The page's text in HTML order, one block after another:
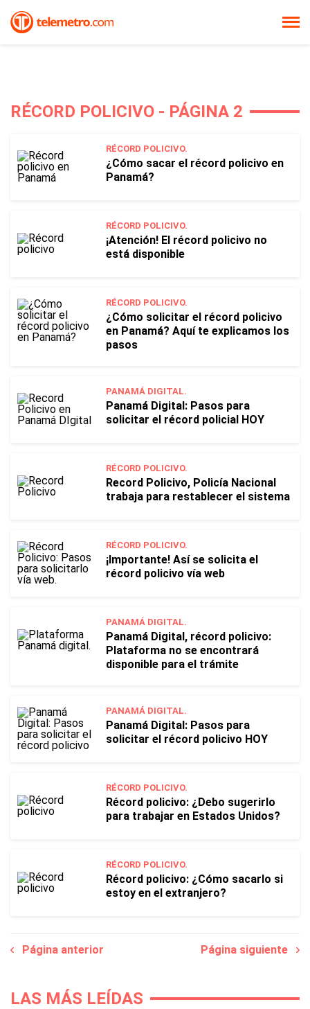
RÉCORD POLICIVO - PÁGINA 2
RÉCORD POLICIVO.
¿Cómo sacar el récord policivo en
Panamá?
RÉCORD POLICIVO.
¡Atención! El récord policivo no
está disponible
RÉCORD POLICIVO.
¿Cómo solicitar el récord policivo
en Panamá? Aquí te explicamos los
pasos
PANAMÁ DIGITAL.
Panamá Digital: Pasos para
solicitar el récord policial HOY
RÉCORD POLICIVO.
Record Policivo, Policía Nacional
trabaja para restablecer el sistema
RÉCORD POLICIVO.
¡Importante! Así se solicita el
récord policivo vía web
PANAMÁ DIGITAL.
Panamá Digital, récord policivo:
Plataforma no se encontrará
disponible para el trámite
PANAMÁ DIGITAL.
Panamá Digital: Pasos para
solicitar el récord policivo HOY
RÉCORD POLICIVO.
Récord policivo: ¿Debo sugerirlo
para trabajar en Estados Unidos?
RÉCORD POLICIVO.
Récord policivo: ¿Cómo sacarlo si
estoy en el extranjero?
Página anterior Página siguiente
LAS MÁS LEÍDAS